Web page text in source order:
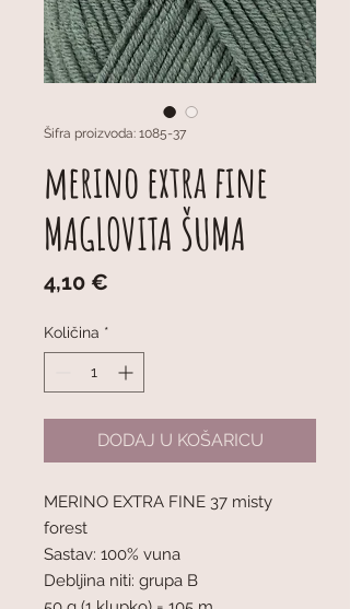
Šifra proizvoda: 1085-37
merino extra fine
MAGLOVITA ŠUMA
4,10 €
Količina *
DODAJ U KOŠARICU
MERINO EXTRA FINE 37 misty
forest
Sastav: 100% vuna
Debljina niti: grupa B